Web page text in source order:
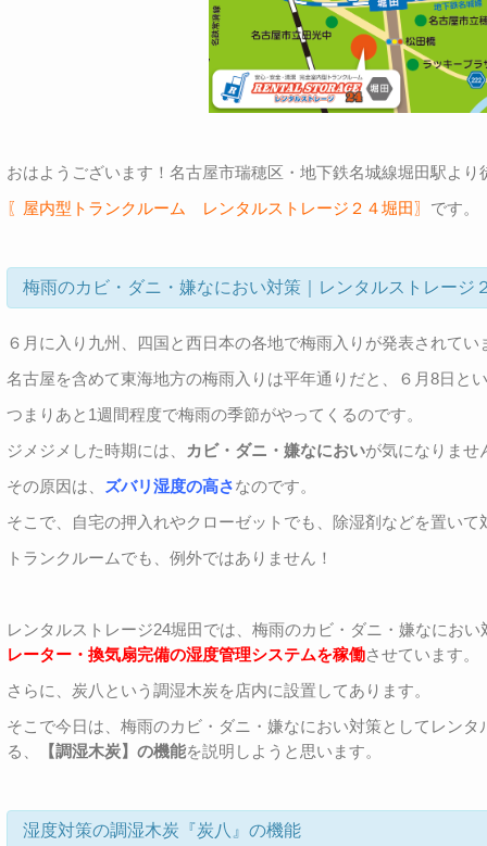
おはようございます！名古屋市瑞穂区・地下鉄名城線堀田駅より
〖屋内型トランクルーム レンタルストレージ２４堀田〗 です。
梅雨のカビ・ダニ・嫌なにおい対策｜レンタルストレージ
６月に入り九州、四国と西日本の各地で梅雨入りが発表されてい
名古屋を含めて東海地方の梅雨入りは平年通りだと、６月8日と
つまりあと1週間程度で梅雨の季節がやってくるのです。
ジメジメした時期には、
カビ・ダニ・嫌なにおいが気になりませ
その原因は、
ズバリ湿度の高さなのです。
そこで、自宅の押入れやクローゼットでも、除湿剤などを置い
トランクルームでも、例外ではありません！
レンタルストレージ24堀田では、梅雨のカビ・ダニ・嫌なにおい
レーター・換気扇完備の湿度管理システムを稼働させています。
さらに、炭八という調湿木炭を店内に設置してあります。
そこで今日は、梅雨のカビ・ダニ・嫌なにおい対策としてレン
る、
【調湿木炭】の機能を説明しようと思います。
湿度対策の調湿木炭『炭八』の機能